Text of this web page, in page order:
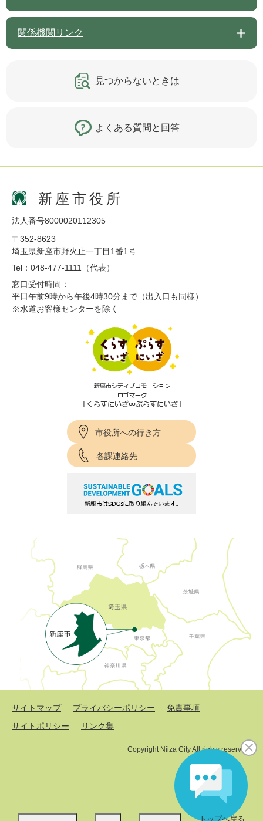
トップへ戻る
関係機関リンク
見つからないときは
よくある質問と回答
新座市役所
法人番号8000020112305
〒352-8623
埼玉県新座市野火止一丁目1番1号
Tel：048-477-1111（代表）
窓口受付時間：
平日午前9時から午後4時30分まで（出入口も同様）
※水道お客様センターを除く
市役所への行き方
各課連絡先
サイトマップ プライバシーポリシー
免責事項
サイトポリシー
リンク集
Copyright Niiza City All rights reserved.